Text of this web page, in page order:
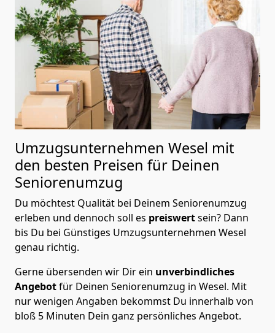
Umzugsunternehmen Wesel mit
den besten Preisen für Deinen
Seniorenumzug
Du möchtest Qualität bei Deinem Seniorenumzug
erleben und dennoch soll es preiswertsein? Dann
bis Du bei Günstiges Umzugsunternehmen Wesel
genau richtig.
Gerne übersenden wir Dir ein unverbindliches
Angebotfür Deinen Seniorenumzug in Wesel. Mit
nur wenigen Angaben bekommst Du innerhalb von
bloß 5 Minuten Dein ganz persönliches Angebot.